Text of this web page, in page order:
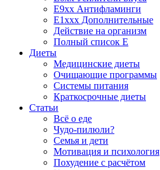
E9xx Антифламинги
E1xxx Дополнительные
Действие на организм
Полный список E
Диеты
Медицинские диеты
Очищающие программы
Системы питания
Краткосрочные диеты
Статьи
Всё о еде
Чудо-пилюли?
Семья и дети
Мотивация и психология
Похудение с расчётом